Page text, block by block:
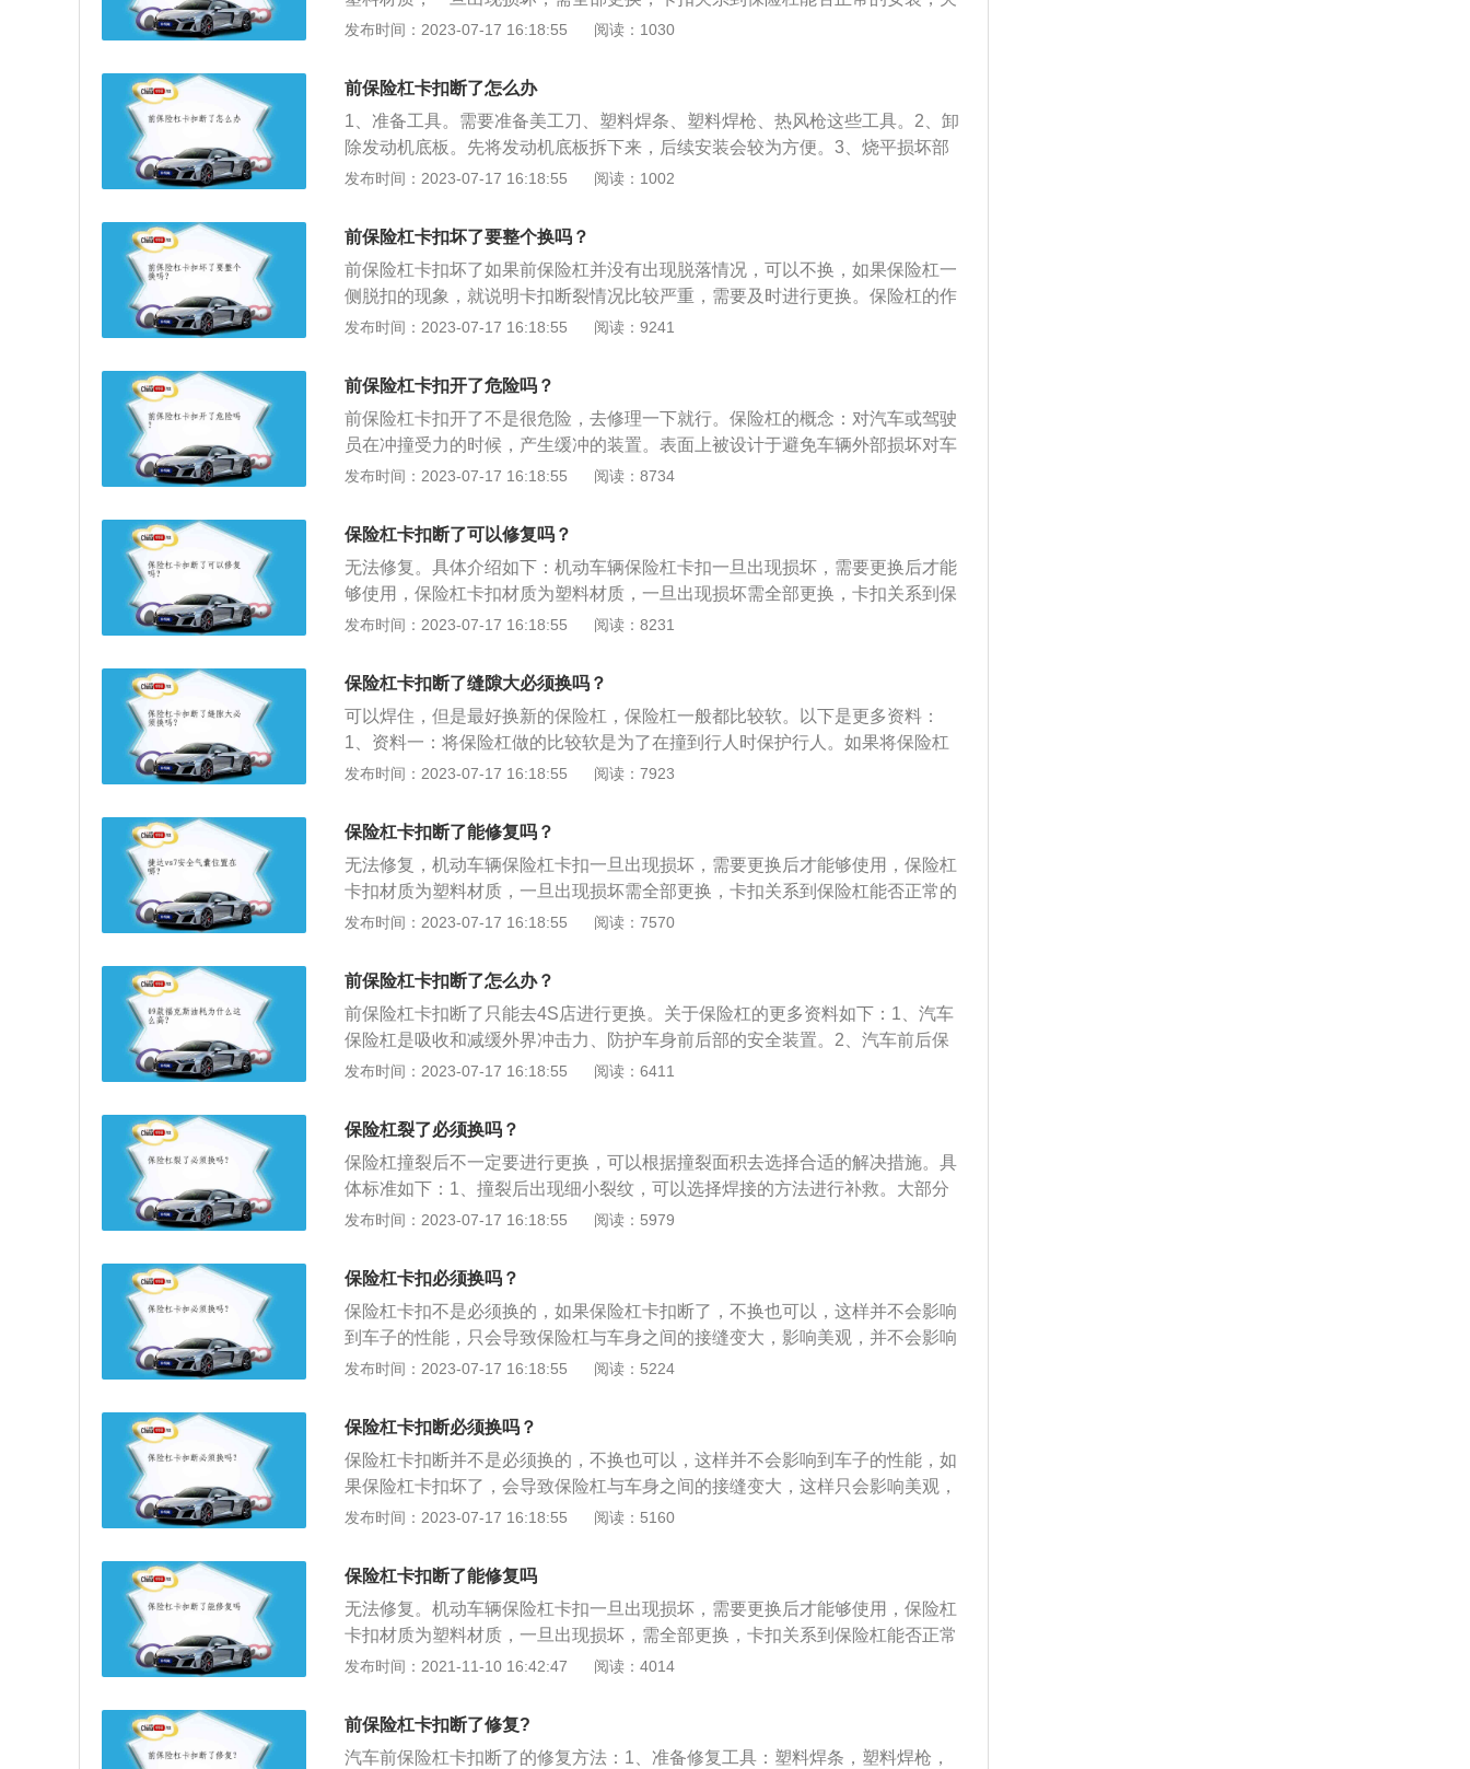
在高速行驶时有可能会产生异响、震动甚至脱落，影响到行车安全，甚至危及他
人行车。保险杠卡扣成本并不贵，可以自己修复。
系到保险杠能否正常使用，严重情况会出现脱落。车辆的保险杠安装在车辆前后
直接更换。注意事项如果不影响安全问题，保险杠卡扣可以不用换，毕竟部分卡
扣有时候也会自动老化或者脱落。如果保险杠卡扣断裂的数量较多时，建议更
换。因为这样会造成前或后保险杠缝隙过大，在高速行驶时有可能会产生异响、
震动甚至脱落，影响到行车安全，甚至危及他人行车。保险杠卡扣成本并不贵，
可以自己修复。
发布时间：2023-07-17 16:18:55 阅读：1030
前保险杠卡扣断了怎么办
1、准备工具。需要准备美工刀、塑料焊条、塑料焊枪、热风枪这些工具。2、卸
除发动机底板。先将发动机底板拆下来，后续安装会较为方便。3、烧平损坏部
分。用热风枪将损坏部位融化烧平，配合焊条焊棒，让它们融为一体。4、固定
发动机底板装回上去。如果前保险杠卡扣断裂后没有影响到正常驾驶，可以暂时
不换，卡扣本身也存在老化或脱落的情况。但卡扣断裂数量较多时应该要及时更
换，因为这样可能造成保险杠缝隙过大，汽车高速行驶时会产生异响、震动的情
况，甚至可能会直接脱落，影响到自身和他人的行车安全。汽车保险杠不仅有装
饰功能，更能吸收和缓和外界冲击力，是保护车身和驾乘人员安全的装置。
发布时间：2023-07-17 16:18:55 阅读：1002
前保险杠卡扣坏了要整个换吗？
前保险杠卡扣坏了如果前保险杠并没有出现脱落情况，可以不换，如果保险杠一
侧脱扣的现象，就说明卡扣断裂情况比较严重，需要及时进行更换。保险杠的作
用:安全保护作用，缓解外界冲击力，保护行人的作用，具有装饰性，改善车辆的
板和缓冲材料用塑料制成，横梁冷轧薄板冲压而成u形槽，外板和缓冲材料附着
在横梁上，横梁与车架纵梁螺丝连接。
发布时间：2023-07-17 16:18:55 阅读：9241
前保险杠卡扣开了危险吗？
前保险杠卡扣开了不是很危险，去修理一下就行。保险杠的概念：对汽车或驾驶
员在冲撞受力的时候，产生缓冲的装置。表面上被设计于避免车辆外部损坏对车
辆安全系统造成的影响，具有在高速撞击时减少驾乘人员伤害的能力，在越来越
险杠拐角部位竖立的标记是指示柱，有些公司产品中还有随着马达驱动自动伸缩
的类型。
发布时间：2023-07-17 16:18:55 阅读：8734
保险杠卡扣断了可以修复吗？
无法修复。具体介绍如下：机动车辆保险杠卡扣一旦出现损坏，需要更换后才能
够使用，保险杠卡扣材质为塑料材质，一旦出现损坏需全部更换，卡扣关系到保
险杠能否正常的安装，关系到保险杠能否正常使用，严重情况会出现脱落。扩展
的固定位置上面，在机动车辆保险杠出现事故的时候可以对保险杠进行维修或者
是直接更换。介绍二：更换之后车辆的保险杠没有车漆，需要去重新喷漆，喷漆
时可以选择去售后喷涂原厂车漆，这样能保证车漆的颜色和之前相同。
发布时间：2023-07-17 16:18:55 阅读：8231
保险杠卡扣断了缝隙大必须换吗？
可以焊住，但是最好换新的保险杠，保险杠一般都比较软。以下是更多资料：
1、资料一：将保险杠做的比较软是为了在撞到行人时保护行人。如果将保险杠
做的比较硬，那撞到行人后会导致行人受重伤。2、资料二：保险杠是平时用车
样非常影响美观。3、资料三：在给保险杠喷漆时，最好去4s店或非常专业的机
构。保险杠属于塑料部件，喷漆后本来就容易与车身的金属部件产生色差。如果
不去专业机构或4s店喷漆，那喷完漆之后更加容易产生色差，这样非常影响美
观。
发布时间：2023-07-17 16:18:55 阅读：7923
保险杠卡扣断了能修复吗？
无法修复，机动车辆保险杠卡扣一旦出现损坏，需要更换后才能够使用，保险杠
卡扣材质为塑料材质，一旦出现损坏需全部更换，卡扣关系到保险杠能否正常的
安装，关系到保险杠能否正常使用，严重情况会出现脱落。关于车辆保险杠的相
动车辆保险杠出现事故的时候可以对保险杠维修或者是直接更换。2、介绍二：
更换之后车辆的保险杠没有车漆，需要去重新喷漆，喷漆时可以选择去售后喷涂
原厂车漆，这样能保证车漆的颜色和之前相同。
发布时间：2023-07-17 16:18:55 阅读：7570
前保险杠卡扣断了怎么办？
前保险杠卡扣断了只能去4S店进行更换。关于保险杠的更多资料如下：1、汽车
保险杠是吸收和减缓外界冲击力、防护车身前后部的安全装置。2、汽车前后保
险杠除了保持原有的保护功能外，还要追求与车体造型的和谐与统一，追求本身
料保险杠是由外板、缓冲材料和横梁三部分组成，其中外板和缓冲材料用塑料制
成，横梁用冷轧薄板冲压而成U形槽，外板和缓冲材料附着在横梁。
发布时间：2023-07-17 16:18:55 阅读：6411
保险杠裂了必须换吗？
保险杠撞裂后不一定要进行更换，可以根据撞裂面积去选择合适的解决措施。具
体标准如下：1、撞裂后出现细小裂纹，可以选择焊接的方法进行补救。大部分
维修厂保险杠的塑焊工艺都比较成熟，在维修完成后保险杠依旧能起到减少冲击
换保险杆时最好选择原厂产品，能够更好的保证产品的韧性和质量。3、如果保
险杠撞裂后发生严重变形，同样需要选择更换新的保险杠从而更好的缓冲汽车在
低速碰撞过程或者刮蹭中遇到的冲击力。
发布时间：2023-07-17 16:18:55 阅读：5979
保险杠卡扣必须换吗？
保险杠卡扣不是必须换的，如果保险杠卡扣断了，不换也可以，这样并不会影响
到车子的性能，只会导致保险杠与车身之间的接缝变大，影响美观，并不会影响
性能，如果卡扣断裂也可自行修复。保险杠卡扣修复方法：1、准备修复工具，
板就不要拆，这样可以减轻工作负担，不过拆下安装更加方便；3、使用热风枪
将损坏部分进行融化烧平，配合焊条焊棒使其融为一体；4、固定新的保险杠卡
扣，固定一起后在使用美工刀进行修正；5、组装所有部件即可。
发布时间：2023-07-17 16:18:55 阅读：5224
保险杠卡扣断必须换吗？
保险杠卡扣断并不是必须换的，不换也可以，这样并不会影响到车子的性能，如
果保险杠卡扣坏了，会导致保险杠与车身之间的接缝变大，这样只会影响美观，
并不会影响性能。但如果已经出现保险杠一侧脱扣的现象，就说明卡扣断裂的数
复方法：1、为了拆装保险杠更为方便，需要将发动机的底板卸下来；2、利用热
风枪将损坏的脱扣位置进行加热融化，并配合焊条焊棒使其融为一体；3、安装
新的保险杠卡扣，只要将其固定在修复的位置即可。
发布时间：2023-07-17 16:18:55 阅读：5160
保险杠卡扣断了能修复吗
无法修复。机动车辆保险杠卡扣一旦出现损坏，需要更换后才能够使用，保险杠
卡扣材质为塑料材质，一旦出现损坏，需全部更换，卡扣关系到保险杠能否正常
的安装，关系到保险杠能否正常使用，严重情况会出现脱落。车辆的保险杠安装
维修或者是直接更换。更换之后车辆的保险杠是没有车漆的，需要去重新喷漆，
喷漆时可以选择去售后喷涂原厂车漆，这样能保证车漆的颜色和之前相同。
发布时间：2021-11-10 16:42:47 阅读：4014
前保险杠卡扣断了修复?
汽车前保险杠卡扣断了的修复方法：1、准备修复工具：塑料焊条，塑料焊枪，